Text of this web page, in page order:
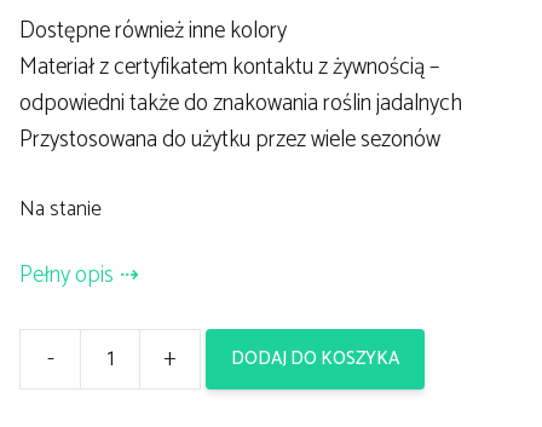
Dostępne również inne kolory
Materiał z certyfikatem kontaktu z żywnością –
odpowiedni także do znakowania roślin jadalnych
Przystosowana do użytku przez wiele sezonów
Na stanie
Pełny opis
-
ilość
+ DODAJ DO KOSZYKA